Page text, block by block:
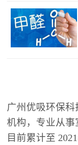
广州优吸环保
机构，专业从事
目前累计至